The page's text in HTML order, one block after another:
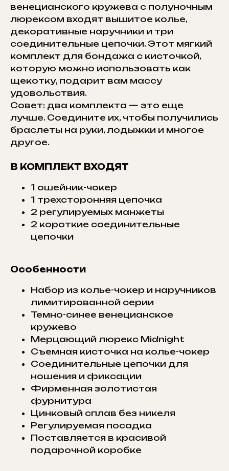
венецианского кружева с полуночным
люрексом входят вышитое колье,
декоративные наручники и три
соединительные цепочки. Этот мягкий
комплект для бондажа с кисточкой,
которую можно использовать как
щекотку, подарит вам массу
удовольствия.
Совет: два комплекта — это еще
лучше. Соедините их, чтобы получились
браслеты на руки, лодыжки и многое
другое.
В КОМПЛЕКТ ВХОДЯТ
1 ошейник-чокер
1 трехсторонняя цепочка
2 регулируемых манжеты
2 короткие соединительные
цепочки
Особенности
Набор из колье-чокер и наручников
лимитированной серии
Темно-синее венецианское
кружево
Мерцающий люрекс Midnight
Съемная кисточка на колье-чокер
Соединительные цепочки для
ношения и фиксации
Фирменная золотистая
фурнитура
Цинковый сплав без никеля
Регулируемая посадка
Поставляется в красивой
подарочной коробке